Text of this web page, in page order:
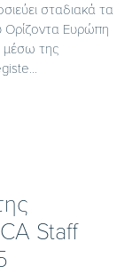
σταδιακά τα
Ορίζοντα Ευρώπη
μέσω της
Staff